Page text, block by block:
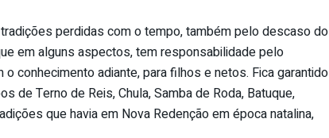
perdidas com o tempo, também pelo descaso do
em alguns aspectos, tem responsabilidade pelo
conhecimento adiante, para filhos e netos. Fica garantido
de Terno de Reis, Chula, Samba de Roda, Batuque,
que havia em Nova Redenção em época natalina,